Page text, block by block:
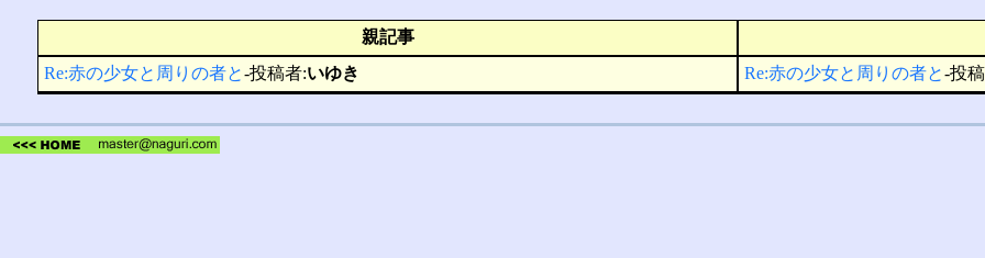
親記事
Re:赤の少女と周りの者と-投稿者:いゆき Re:赤の少女と周りの者と-投